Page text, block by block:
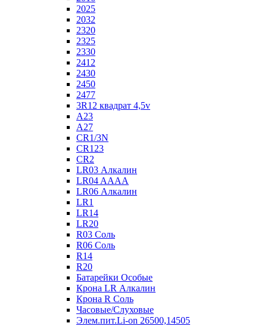
2025
2032
2320
2325
2330
2412
2430
2450
2477
3R12 квадрат 4,5v
A23
A27
CR1/3N
CR123
CR2
LR03 Алкалин
LR04 AAAA
LR06 Алкалин
LR1
LR14
LR20
R03 Соль
R06 Соль
R14
R20
Батарейки Особые
Крона LR Алкалин
Крона R Соль
Часовые/Слуховые
Элем.пит.Li-on 26500,14505